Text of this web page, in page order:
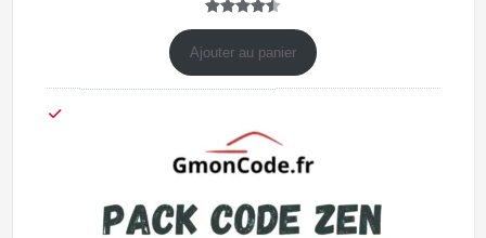
sur 5
sur
client
Ajouter au panier